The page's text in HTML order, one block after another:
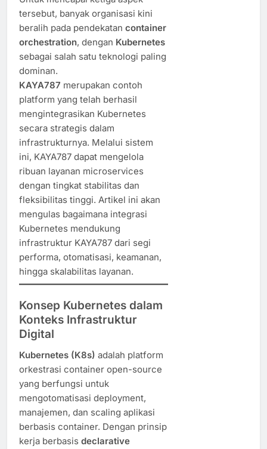
tersebut, banyak organisasi kini
beralih pada pendekatan container
orchestration, dengan Kubernetes
sebagai salah satu teknologi paling
dominan.
KAYA787 merupakan contoh
platform yang telah berhasil
mengintegrasikan Kubernetes
secara strategis dalam
infrastrukturnya. Melalui sistem
ini, KAYA787 dapat mengelola
ribuan layanan microservices
dengan tingkat stabilitas dan
fleksibilitas tinggi. Artikel ini akan
mengulas bagaimana integrasi
Kubernetes mendukung
infrastruktur KAYA787 dari segi
performa, otomatisasi, keamanan,
hingga skalabilitas layanan.
Konsep Kubernetes dalam
Konteks Infrastruktur
Digital
Kubernetes (K8s) adalah platform
orkestrasi container open-source
yang berfungsi untuk
mengotomatisasi deployment,
manajemen, dan scaling aplikasi
berbasis container. Dengan prinsip
kerja berbasis declarative